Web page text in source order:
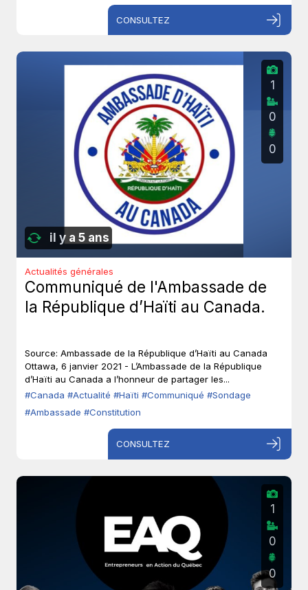
CONSULTEZ
il y a 5 ans
1
0
0
Actualités générales
Communiqué de l'Ambassade de
la République d’Haïti au Canada.
Source: Ambassade de la République d’Haïti au Canada
Ottawa, 6 janvier 2021 - L’Ambassade de la République
d’Haïti au Canada a l’honneur de partager les...
#Canada #Actualité #Haïti #Communiqué #Sondage
#Ambassade #Constitution
CONSULTEZ
1
0
0